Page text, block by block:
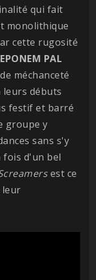
qui fait
monolithique
cette rugosité
PAL
méchanceté
leurs débuts
festif et barré
groupe y
sans s'y
fois d'un bel
est ce
leur